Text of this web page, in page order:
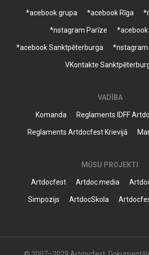
*acebook grupa *acebook Rīga
*nstagram Parīze *acebook
*acebook Sanktpēterburga *nstagram
VKontakte
VADĪBA
Komanda Reglaments IDFF
Reglaments Artdocfest Krievijā
MŪSU PROJEKTI
Artdocfest Artdoc.media
Simpozijs ArtdocSkola